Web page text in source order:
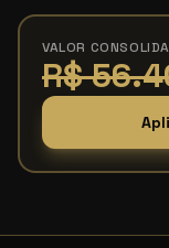
VALOR
R$